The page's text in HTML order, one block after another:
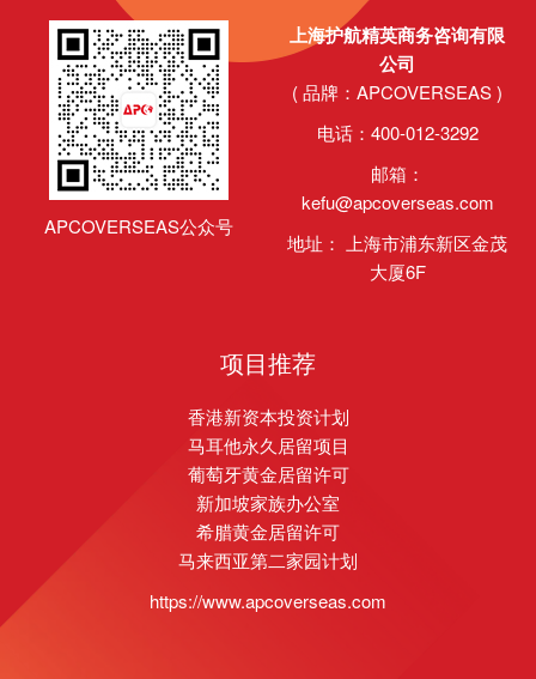
APCOVERSEAS公众号
上海护航精英商务咨询有限
公司
( 品牌：APCOVERSEAS )
电话：400-012-3292
邮箱：
kefu@apcoverseas.com
地址： 上海市浦东新区金茂
大厦6F
项目推荐
香港新资本投资计划
马耳他永久居留项目
葡萄牙黄金居留许可
新加坡家族办公室
希腊黄金居留许可
马来西亚第二家园计划
https://www.apcoverseas.com